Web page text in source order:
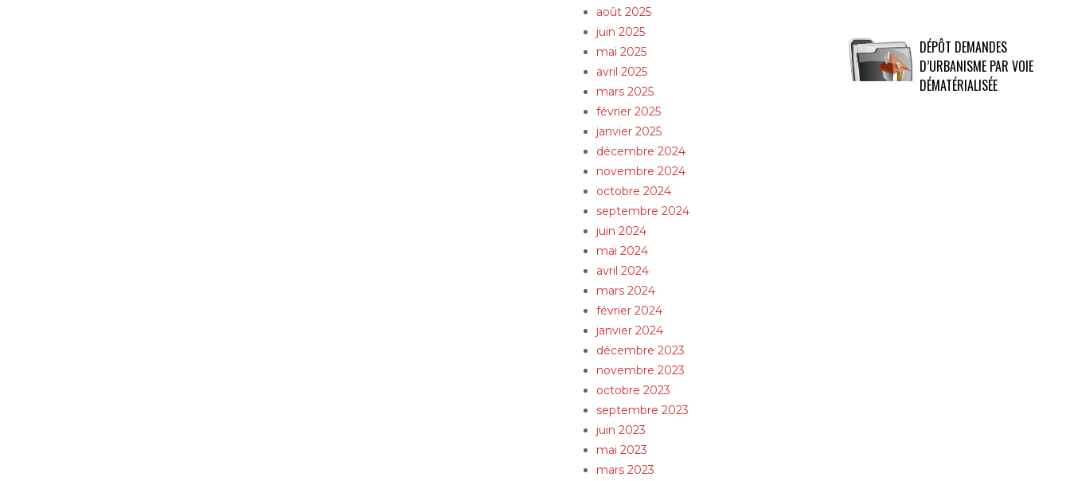
août 2025
juin 2025
mai 2025
avril 2025
mars 2025
février 2025
janvier 2025
décembre 2024
novembre 2024
octobre 2024
septembre 2024
juin 2024
mai 2024
avril 2024
mars 2024
février 2024
janvier 2024
décembre 2023
novembre 2023
octobre 2023
septembre 2023
juin 2023
mai 2023
mars 2023
DÉPÔT DEMANDES
D’URBANISME PAR VOIE
DÉMATÉRIALISÉE